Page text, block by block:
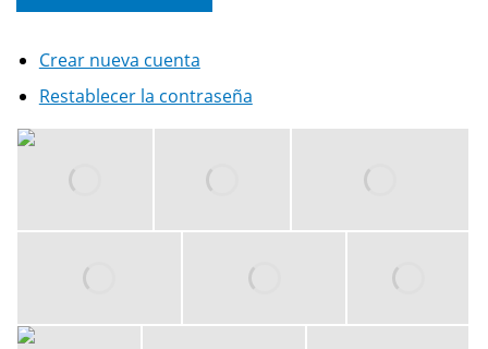
Crear nueva cuenta
Restablecer la contraseña